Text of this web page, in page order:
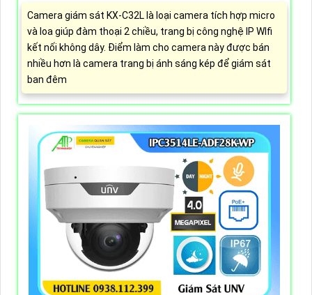
Camera giám sát KX-C32L là loại camera tích hợp micro
và loa giúp đàm thoại 2 chiều, trang bị công nghệ IP WIfi
kết nối không dây. Điểm làm cho camera này được bán
nhiều hơn là camera trang bị ánh sáng kép để giám sát
ban đêm